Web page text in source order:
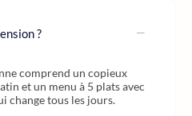
?
comprend un copieux
et un menu à 5 plats avec
change tous les jours.